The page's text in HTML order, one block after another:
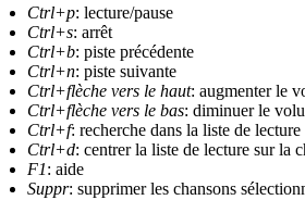
Ctrl+p: lecture/pause
Ctrl+s: arrêt
Ctrl+b: piste précédente
Ctrl+n: piste suivante
Ctrl+flèche vers le haut: augmenter le
Ctrl+flèche vers le bas: diminuer le
Ctrl+f: recherche dans la liste de lecture
Ctrl+d: centrer la liste de lecture sur la
F1: aide
Suppr: supprimer les chansons